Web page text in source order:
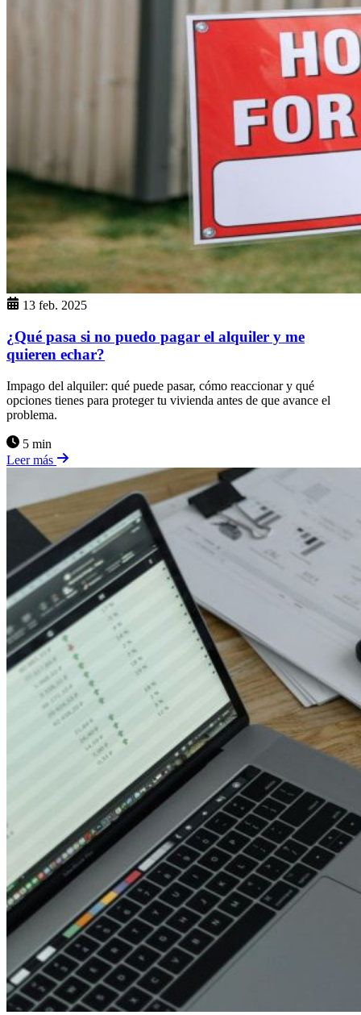
13 feb. 2025
¿Qué pasa si no puedo pagar el alquiler y me
quieren echar?
Impago del alquiler: qué puede pasar, cómo reaccionar y qué
opciones tienes para proteger tu vivienda antes de que avance el
problema.
5 min
Leer más